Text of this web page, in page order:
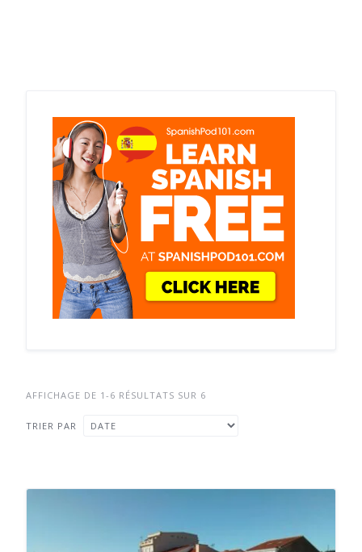
AFFICHAGE DE 1-6 RÉSULTATS SUR 6
TRIER PAR